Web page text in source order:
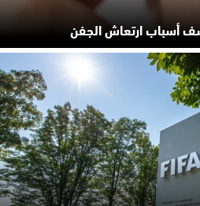
أسباب ارتعاش الجفن